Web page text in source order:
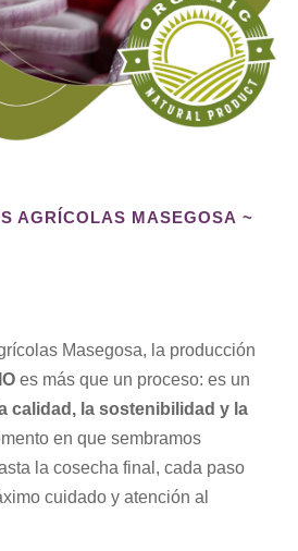
AGRÍCOLAS MASEGOSA ~
Masegosa, la producción
es más que un proceso: es un
calidad, la sostenibilidad y la
en que sembramos
la cosecha final, cada paso
cuidado y atención al